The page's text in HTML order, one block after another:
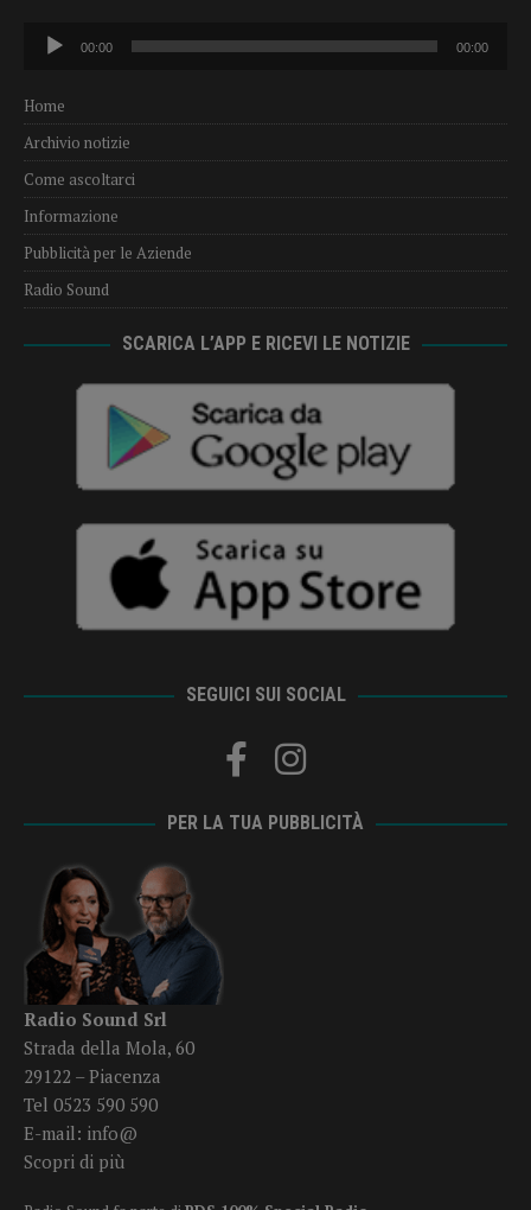
Audio
Player
00:00 00:00
Home
Archivio notizie
Come ascoltarci
Informazione
Pubblicità per le Aziende
Radio Sound
SCARICA L’APP E RICEVI LE NOTIZIE
SEGUICI SUI SOCIAL
PER LA TUA PUBBLICITÀ
Radio Sound Srl
Strada della Mola, 60
29122 – Piacenza
Tel 0523 590 590
E-mail: info@
Scopri di più